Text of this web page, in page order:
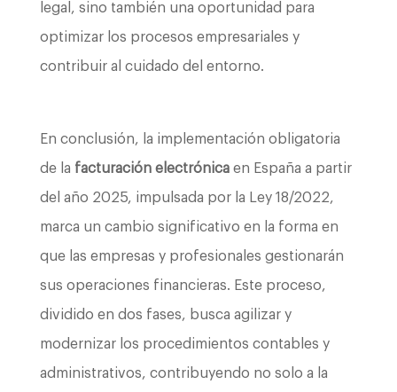
legal, sino también una oportunidad para
optimizar los procesos empresariales y
contribuir al cuidado del entorno.
En conclusión, la implementación obligatoria
de la facturación electrónicaen España a partir
del año 2025, impulsada por la Ley 18/2022,
marca un cambio significativo en la forma en
que las empresas y profesionales gestionarán
sus operaciones financieras. Este proceso,
dividido en dos fases, busca agilizar y
modernizar los procedimientos contables y
administrativos, contribuyendo no solo a la